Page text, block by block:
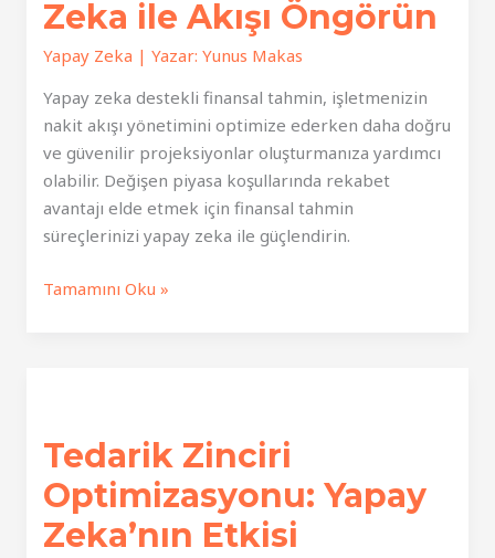
Zeka ile Akışı Öngörün
Yapay Zeka | Yazar: Yunus Makas
Yapay zeka destekli finansal tahmin, işletmenizin
nakit akışı yönetimini optimize ederken daha doğru
ve güvenilir projeksiyonlar oluşturmanıza yardımcı
olabilir. Değişen piyasa koşullarında rekabet
avantajı elde etmek için finansal tahmin
süreçlerinizi yapay zeka ile güçlendirin.
Finansal
Öngörün
Tamamını Oku »
Tedarik Zinciri
Optimizasyonu: Yapay
Zeka’nın Etkisi